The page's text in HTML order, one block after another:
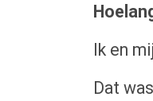
Ik en
Dat